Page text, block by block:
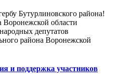
Бутурлиновского района!
Воронежской области
депутатов
района Воронежской
и поддержка участников